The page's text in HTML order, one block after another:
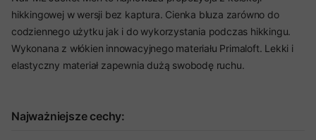
hikkingowej w wersji bez kaptura. Cienka bluza zarówno do
codziennego użytku jak i do wykorzystania podczas hikkingu.
Wykonana z włókien innowacyjnego materiału Primaloft. Lekki i
elastyczny materiał zapewnia dużą swobodę ruchu.
Najważniejsze cechy: